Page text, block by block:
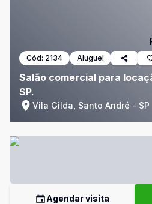
Cód: 2134 Aluguel
Salão comercial para
SP.
Vila Gilda, Santo André - SP
Agendar visita